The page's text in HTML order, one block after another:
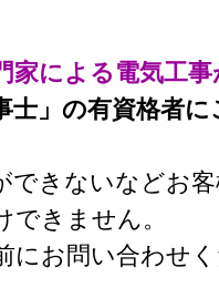
家による電気工
士」の有資格者
できないなどお
できません。
にお問い合わせ